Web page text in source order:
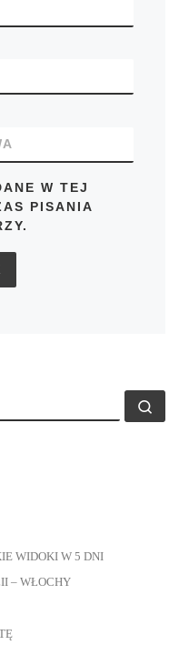
W TEJ
PISANIA
WIDOKI W 5 DNI
– WŁOCHY